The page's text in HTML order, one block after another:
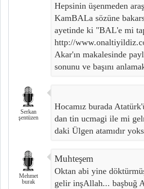
Hepsinin üşenmeden
KamBALa sözüne
ayetinde ki "BAL'e mi
http://
Akar'ın makalesinde
sonunu ve başını
Serkan
şentüzen
Hocamız burada
dan tin ucmagi ile mi
daki Ülgen atamıdır
Mehmet
burak
Muhteşem
Oktan abi yine
gelir inşAllah... başbuğ